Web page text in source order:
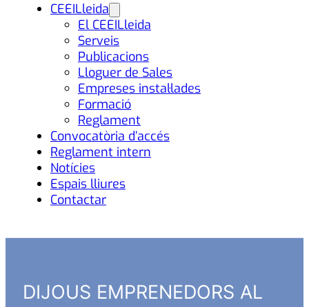
CEEILleida
El CEEILleida
Serveis
Publicacions
Lloguer de Sales
Empreses instal·lades
Formació
Reglament
Convocatòria d’accés
Reglament intern
Notícies
Espais lliures
Contactar
DIJOUS EMPRENEDORS AL